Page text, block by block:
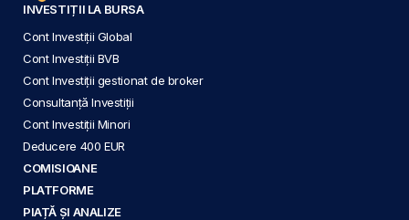
INVESTIȚII LA BURSA
Cont Investiții Global
Cont Investiții BVB
Cont Investiții gestionat de broker
Consultanță Investiții
Cont Investiții Minori
Deducere 400 EUR
COMISIOANE
PLATFORME
PIAȚĂ ȘI ANALIZE